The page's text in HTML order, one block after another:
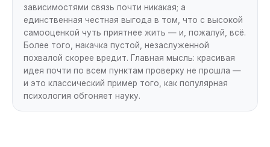
зависимостями связь почти никакая; а
единственная честная выгода в том, что с высокой
самооценкой чуть приятнее жить — и, пожалуй, всё.
Более того, накачка пустой, незаслуженной
похвалой скорее вредит. Главная мысль: красивая
идея почти по всем пунктам проверку не прошла —
и это классический пример того, как популярная
психология обгоняет науку.